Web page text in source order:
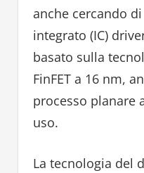
anche cercando
integrato (IC)
basato sulla
FinFET a 16 nm,
processo planare
uso.
La tecnologia del